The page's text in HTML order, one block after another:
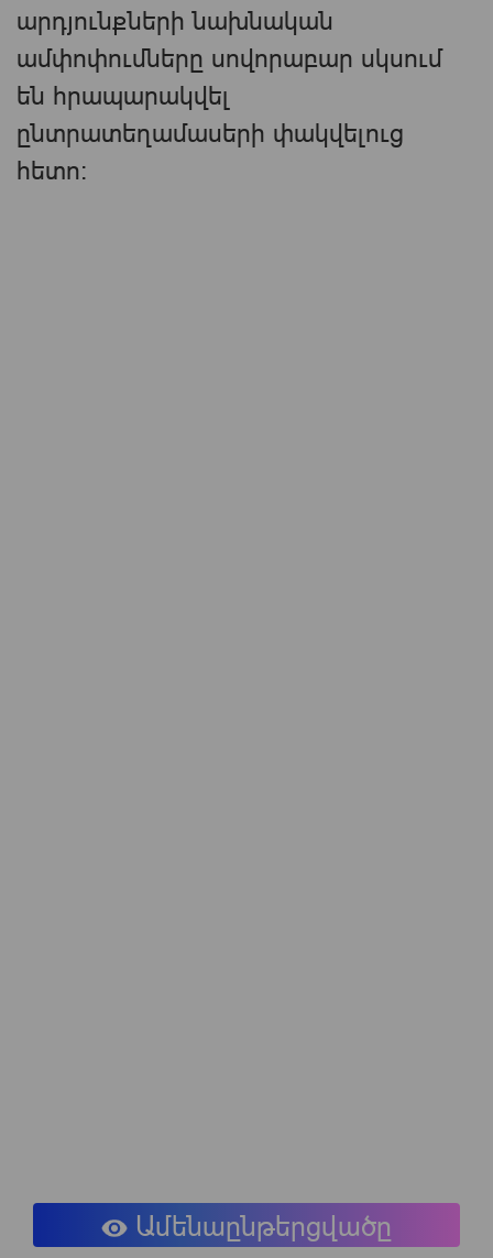
արդյունքների նախնական
ամփոփումները սովորաբար սկսում
են հրապարակվել
ընտրատեղամասերի փակվելուց
հետո։
Ամենաընթերցվածը